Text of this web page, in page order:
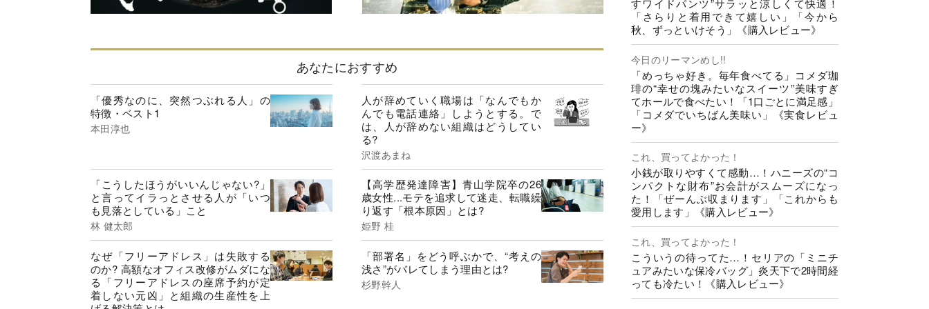
あなたにおすすめ
「優秀なのに、突然つぶれる人」の
特徴・ベスト1
本田淳也
人が辞めていく職場は「なんでもか
んでも電話連絡」しようとする。で
は、人が辞めない組織はどうしてい
る?
沢渡あまね
「こうしたほうがいいんじゃない?」
と言ってイラっとさせる人が「いつ
も見落としている」こと
林 健太郎
【高学歴発達障害】青山学院卒の26
歳女性...モテを追求して迷走、転職繰
り返す「根本原因」とは?
姫野 桂
なぜ「フリーアドレス」は失敗する
のか? 高額なオフィス改修がムダにな
る「フリーアドレスの座席予約が定
着しない元凶」と組織の生産性を上
「部署名」をどう呼ぶかで、“考えの
浅さ”がバレてしまう理由とは?
杉野幹人
すワイドパンツ”サラッと涼しくて快適！
「さらりと着用できて嬉しい」「今から
秋、ずっといけそう」《購入レビュー》
今日のリーマンめし!!
「めっちゃ好き。毎年食べてる」コメダ珈
琲の“幸せの塊みたいなスイーツ”美味すぎ
てホールで食べたい！「1口ごとに満足感」
「コメダでいちばん美味い」《実食レビュ
ー》
これ、買ってよかった！
小銭が取りやすくて感動…！ハニーズの“コ
ンパクトな財布”お会計がスムーズになっ
た！「ぜーんぶ収まります」「これからも
愛用します」《購入レビュー》
これ、買ってよかった！
こういうの待ってた…！セリアの「ミニチ
ュアみたいな保冷バッグ」炎天下で2時間経
っても冷たい！《購入レビュー》